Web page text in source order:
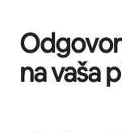
na vaša